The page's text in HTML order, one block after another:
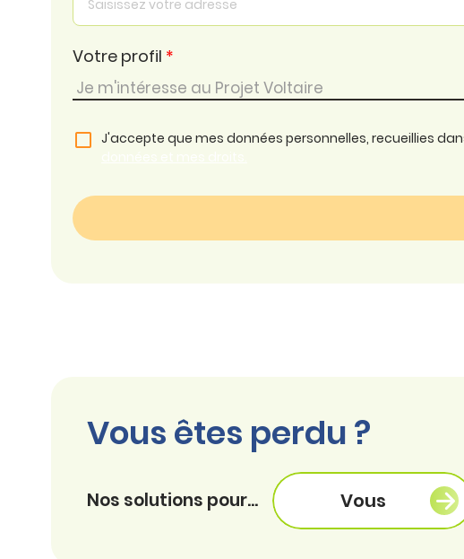
Votre profil *
J'accepte que mes données personnelles, recueillies
Vous êtes perdu ?
Nos solutions pour... Vous